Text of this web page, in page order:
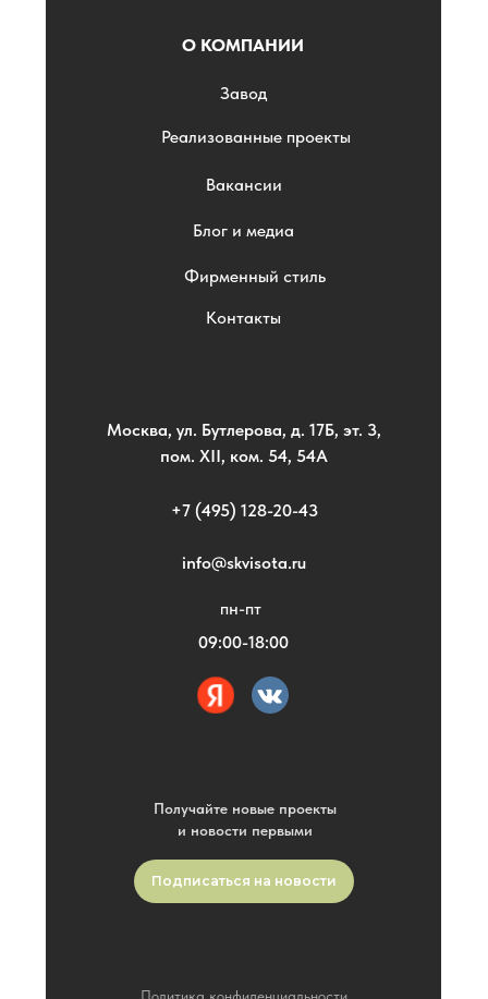
Получайте новые проекты
и новости первыми
О КОМПАНИИ
Завод
Реализованные проекты
Вакансии
Блог и медиа
Фирменный стиль
Контакты
+7 (495) 128-20-43
info@skvisota.ru
Москва, ул. Бутлерова, д. 17Б, эт. 3,
пом. XII, ком. 54, 54А
пн-пт
09:00-18:00
Подписаться на новости